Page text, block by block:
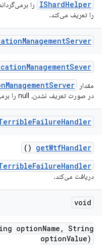
IShardHelper
را
را تعریف می‌کند.
ManagementServer
ManagementSever
مقدار
در صورت تعریف نشدن، null را برمی‌گرداند.
FailureHandler
getWtfHandler
()
دریافت می‌کند.
void
optionName , String
optionValue)